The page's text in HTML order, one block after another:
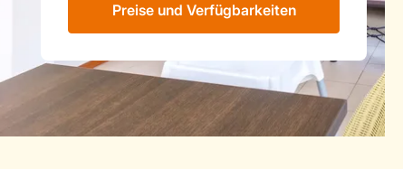
Preise und Verfügbarkeiten